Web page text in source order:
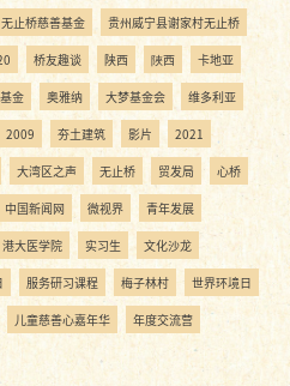
无止桥慈善基金 贵州威宁县谢家村无止桥
桥友趣谈 陕西 陜西 卡地亚
金 奥雅纳 大梦基金会 维多利亚
2009 夯土建筑 影片 2021
大湾区之声 无止桥 贸发局 心桥
中国新闻网 微视界 青年发展
港大医学院 实习生 文化沙龙
服务研习课程 梅子林村 世界环境日
儿童慈善心嘉年华 年度交流营